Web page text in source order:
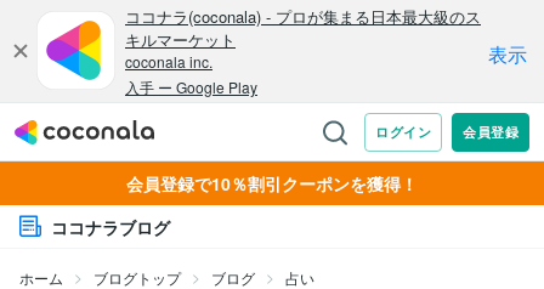
会員登録で10％割引クーポンを獲得！
ココナラブログ
ホーム ブログトップ ブログ 占い